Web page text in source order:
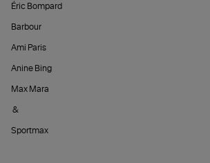
Éric Bompard
Barbour
Ami Paris
Anine Bing
Max Mara
&
Sportmax